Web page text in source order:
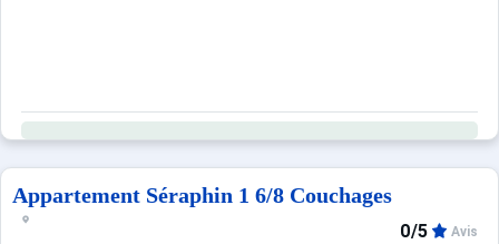
Appartement Séraphin 1 6/8 Couchages
0/5 Avis